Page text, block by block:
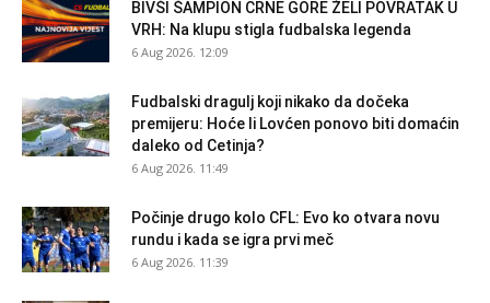
BIVŠI ŠAMPION CRNE GORE ŽELI POVRATAK U
VRH: Na klupu stigla fudbalska legenda
6 Aug 2026. 12:09
Fudbalski dragulj koji nikako da dočeka
premijeru: Hoće li Lovćen ponovo biti domaćin
daleko od Cetinja?
6 Aug 2026. 11:49
Počinje drugo kolo CFL: Evo ko otvara novu
rundu i kada se igra prvi meč
6 Aug 2026. 11:39